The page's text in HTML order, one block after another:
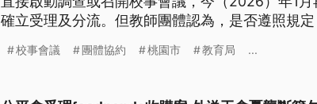
確立受理及分流。但教師團體認為，是否遵照規
校事會議 團體協約 桃園市 教育局 ...